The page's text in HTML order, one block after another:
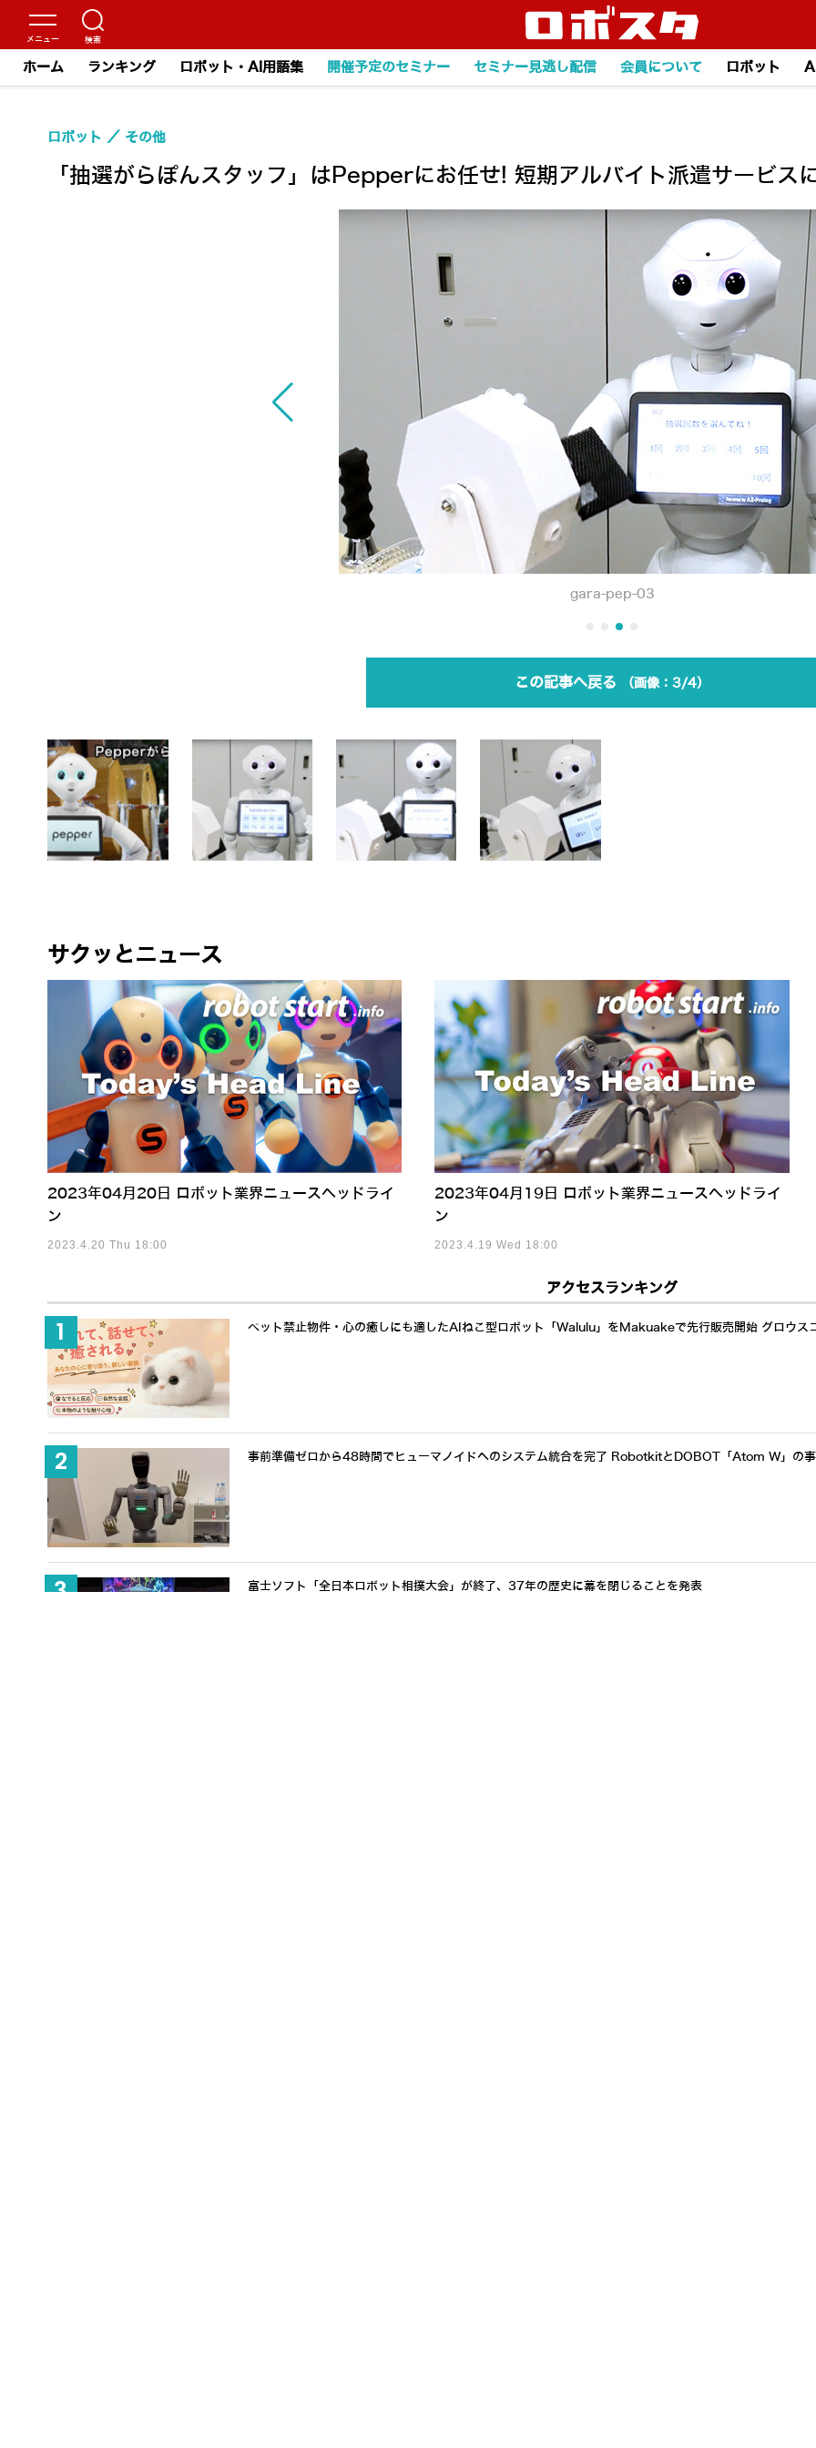
ホーム ランキング ロボット・AI用語集 開催予定のセミナー セミナー見逃し配信 会員について ロボット AI
「抽選がらぽんスタッフ」はPepperにお任せ! 短期アルバイト派遣サービス
ロボット その他
gara-pep-03
この記事へ戻る 3/4
サクッとニュース
2023年04月20日 ロボット業界ニュースヘッドライ
ン
2023.4.20 Thu 18:00
2023年04月19日 ロボット業界ニュースヘッドライ
ン
2023.4.19 Wed 18:00
アクセスランキング
ペット禁止物件・心の癒しにも適したAIねこ型ロボット「Walulu」をMakuakeで先行販売開始 グロウス
事前準備ゼロから48時間でヒューマノイドへのシステム統合を完了 RobotkitとDOBOT「Atom W」の
富士ソフト「全日本ロボット相撲大会」が終了、37年の歴史に幕を閉じることを発表